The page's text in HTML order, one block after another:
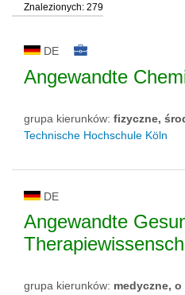
kwalifikacje
status uczelni
Znalezionych: 279
DE
Angewandte
grupa kierunków: fizyczne,
Technische Hochschule Köln
DE
Angewandte
grupa kierunków: medyczne,